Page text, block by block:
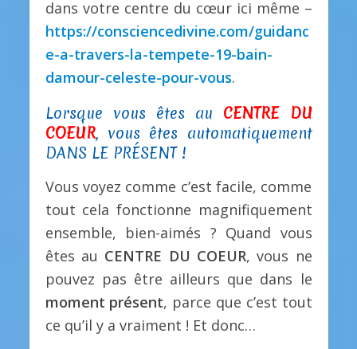
dans votre centre du cœur ici même –
https://consciencedivine.com/guidanc
e-a-travers-la-tempete-19-bain-
damour-celeste-pour-vous.
Lorsque vous êtes au CENTRE DU
COEUR, vous êtes automatiquement
DANS LE PRÉSENT !
Vous voyez comme c’est facile, comme
tout cela fonctionne magnifiquement
ensemble, bien-aimés ? Quand vous
êtes au CENTRE DU COEUR, vous ne
pouvez pas être ailleurs que dans le
moment présent, parce que c’est tout
ce qu’il y a vraiment ! Et donc…